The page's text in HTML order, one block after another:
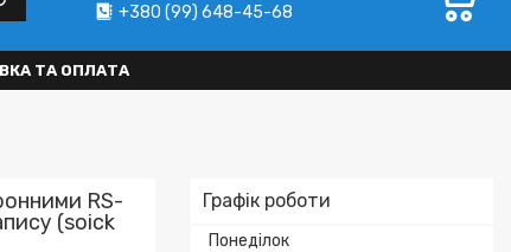
+380 (99) 648-45-68
ТА ОПЛАТА
Графік роботи
Понеділок
RS-
(soick